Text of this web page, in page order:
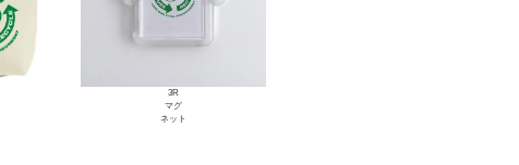
3R
マグ
ネット